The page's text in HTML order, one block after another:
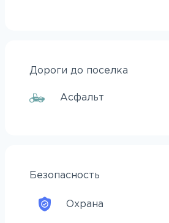
Дороги до поселка
Асфальт
Безопасность
Охрана